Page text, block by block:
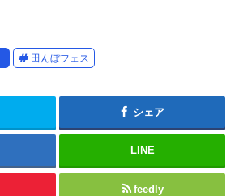
田んぼフェス
シェア
LINE
feedly